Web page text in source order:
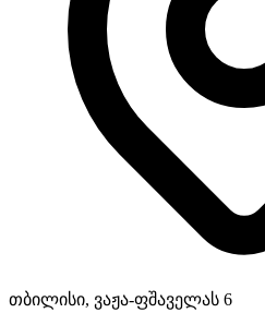
თბილისი, ვაჟა-ფშაველას 6